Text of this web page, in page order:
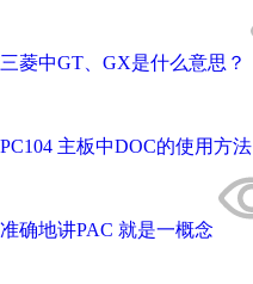
三菱中GT、GX是什么意思？
PC104 主板中DOC的使用方法
准确地讲PAC 就是一概念